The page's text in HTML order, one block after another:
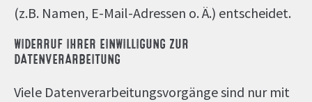
(z.B. Namen, E-Mail-Adressen o. Ä.) entscheidet.
WIDERRUF IHRER EINWILLIGUNG ZUR
DATENVERARBEITUNG
Viele Datenverarbeitungsvorgänge sind nur mit